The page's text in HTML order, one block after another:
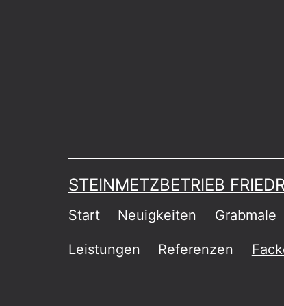
STEINMETZBETRIEB
Start Neuigkeiten Grabmale
Leistungen Referenzen